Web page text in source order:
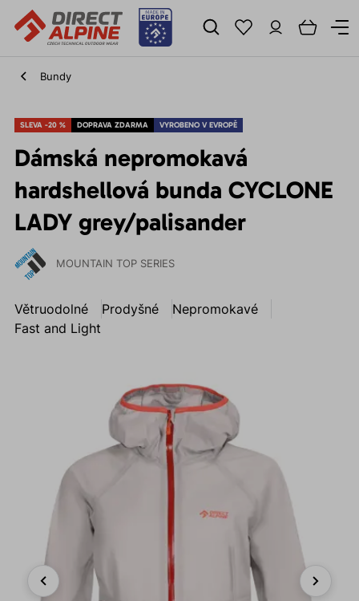
Bundy
SLEVA -20 % DOPRAVA ZDARMA VYROBENO V EVROPĚ
Dámská nepromokavá
hardshellová bunda CYCLONE
LADY grey/palisander
MOUNTAIN TOP SERIES
Větruodolné Prodyšné
Nepromokavé
Fast and Light